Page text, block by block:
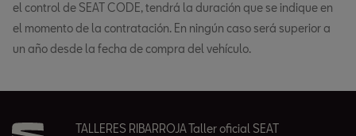
el control de SEAT CODE, tendrá la duración que se indique en
el momento de la contratación. En ningún caso será superior a
un año desde la fecha de compra del vehículo.
TALLERES RIBARROJA Taller oficial SEAT